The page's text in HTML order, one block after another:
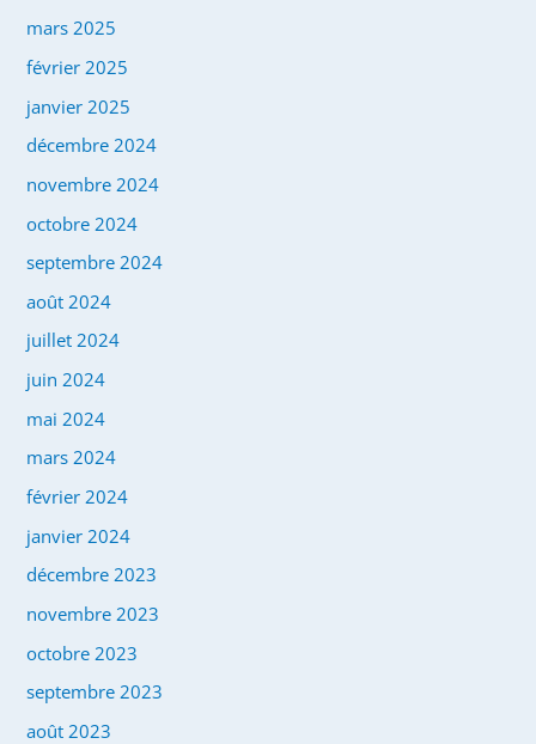
mars 2025
février 2025
janvier 2025
décembre 2024
novembre 2024
octobre 2024
septembre 2024
août 2024
juillet 2024
juin 2024
mai 2024
mars 2024
février 2024
janvier 2024
décembre 2023
novembre 2023
octobre 2023
septembre 2023
août 2023